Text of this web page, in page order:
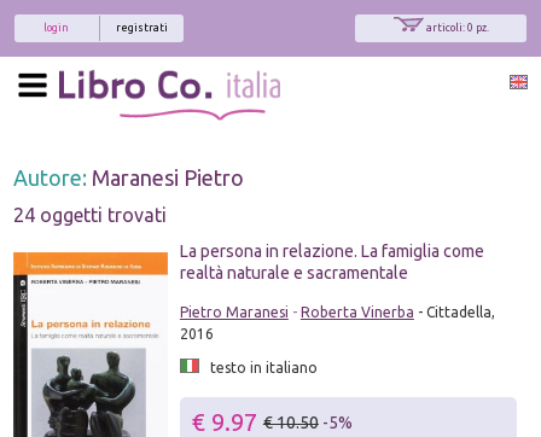
articoli: 0 pz.
registrati
login
Autore: Maranesi Pietro
24 oggetti trovati
La persona in relazione. La famiglia come
realtà naturale e sacramentale
Pietro Maranesi - Roberta Vinerba - Cittadella,
2016
testo in italiano
€ 9.97 € 10.50 -5%